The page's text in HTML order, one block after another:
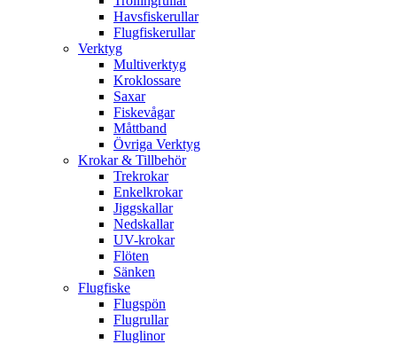
Havsfiskerullar
Flugfiskerullar
Verktyg
Multiverktyg
Kroklossare
Saxar
Fiskevågar
Måttband
Övriga Verktyg
Krokar & Tillbehör
Trekrokar
Enkelkrokar
Jiggskallar
Nedskallar
UV-krokar
Flöten
Sänken
Flugfiske
Flugspön
Flugrullar
Fluglinor